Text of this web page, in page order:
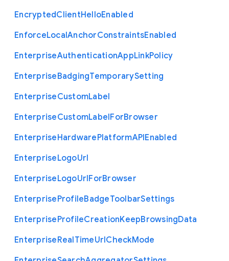
EncryptedClientHelloEnabled
EnforceLocalAnchorConstraintsEnabled
EnterpriseAuthenticationAppLinkPolicy
EnterpriseBadgingTemporarySetting
EnterpriseCustomLabel
EnterpriseCustomLabelForBrowser
EnterpriseHardwarePlatformAPIEnabled
EnterpriseLogoUrl
EnterpriseLogoUrlForBrowser
EnterpriseProfileBadgeToolbarSettings
EnterpriseProfileCreationKeepBrowsingData
EnterpriseRealTimeUrlCheckMode